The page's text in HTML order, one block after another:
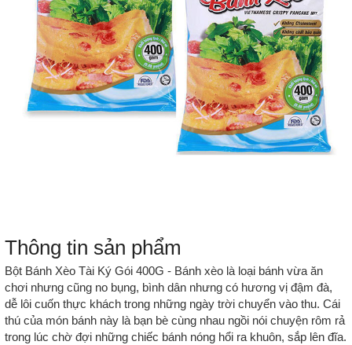
Thông tin sản phẩm
Bột Bánh Xèo Tài Ký Gói 400G - Bánh xèo là loại bánh vừa ăn
chơi nhưng cũng no bụng, bình dân nhưng có hương vị đậm đà,
dễ lôi cuốn thực khách trong những ngày trời chuyển vào thu. Cái
thú của món bánh này là bạn bè cùng nhau ngồi nói chuyện rôm rả
trong lúc chờ đợi những chiếc bánh nóng hổi ra khuôn, sắp lên đĩa.